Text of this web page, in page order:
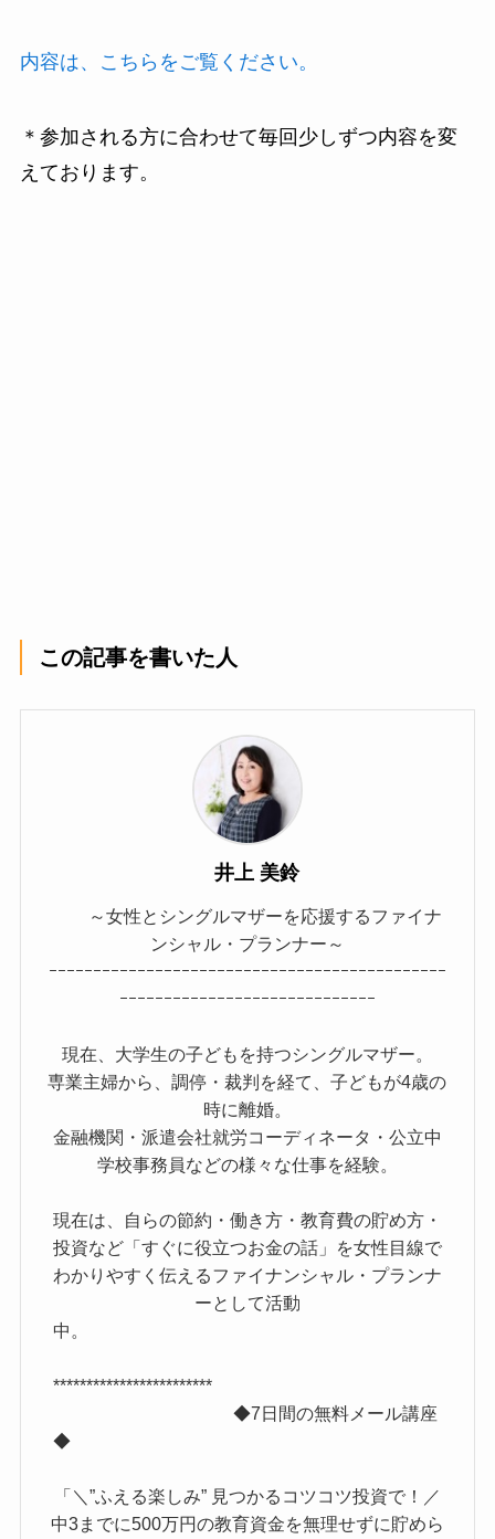
内容は、こちらをご覧ください。
＊参加される方に合わせて毎回少しずつ内容を変
えております。
この記事を書いた人
井上 美鈴
～女性とシングルマザーを応援するファイナ
ンシャル・プランナー～
ｰｰｰｰｰｰｰｰｰｰｰｰｰｰｰｰｰｰｰｰｰｰｰｰｰｰｰｰｰｰｰｰｰｰｰｰｰｰｰｰｰｰｰｰｰ
ｰｰｰｰｰｰｰｰｰｰｰｰｰｰｰｰｰｰｰｰｰｰｰｰｰｰｰｰｰ
現在、大学生の子どもを持つシングルマザー。
専業主婦から、調停・裁判を経て、子どもが4歳の
時に離婚。
金融機関・派遣会社就労コーディネータ・公立中
学校事務員などの様々な仕事を経験。
現在は、自らの節約・働き方・教育費の貯め方・
投資など「すぐに役立つお金の話」を女性目線で
わかりやすく伝えるファイナンシャル・プランナ
ーとして活動
中。
************************
◆7日間の無料メール講座
◆
「＼”ふえる楽しみ” 見つかるコツコツ投資で！／
中3までに500万円の教育資金を無理せずに貯めら